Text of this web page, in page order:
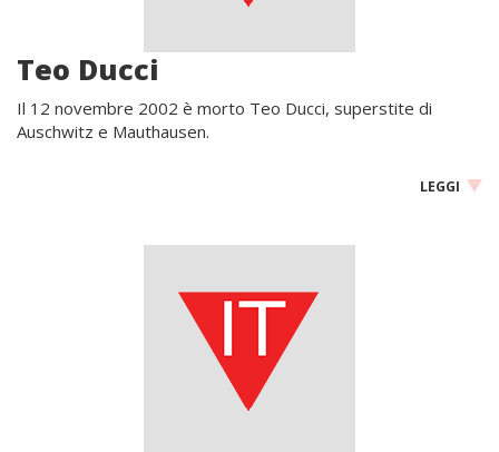
Teo Ducci
Il 12 novembre 2002 è morto Teo Ducci, superstite di
Auschwitz e Mauthausen.
LEGGI